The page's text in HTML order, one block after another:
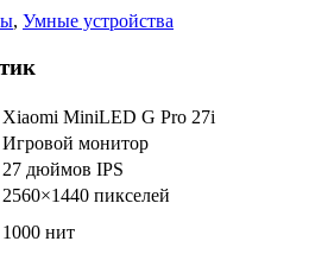
, Умные устройства
Xiaomi MiniLED G Pro 27i
Игровой монитор
27 дюймов IPS
2560×1440 пикселей
1000 нит